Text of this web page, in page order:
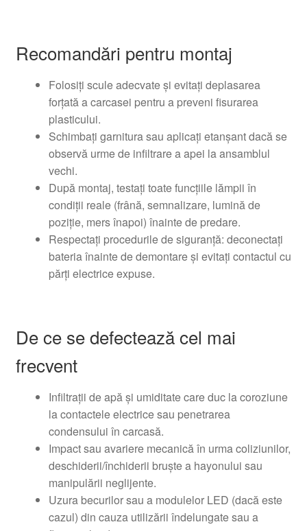
Recomandări pentru montaj
Folosiți scule adecvate și evitați deplasarea
forțată a carcasei pentru a preveni fisurarea
plasticului.
Schimbați garnitura sau aplicați etanșant dacă se
observă urme de infiltrare a apei la ansamblul
vechi.
După montaj, testați toate funcțiile lămpii în
condiții reale (frână, semnalizare, lumină de
poziție, mers înapoi) înainte de predare.
Respectați procedurile de siguranță: deconectați
bateria înainte de demontare și evitați contactul cu
părți electrice expuse.
De ce se defectează cel mai
frecvent
Infiltrații de apă și umiditate care duc la coroziune
la contactele electrice sau penetrarea
condensului în carcasă.
Impact sau avariere mecanică în urma coliziunilor,
deschiderii/închiderii bruște a hayonului sau
manipulării neglijente.
Uzura becurilor sau a modulelor LED (dacă este
cazul) din cauza utilizării îndelungate sau a